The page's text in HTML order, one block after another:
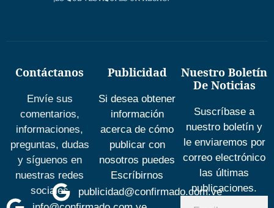
Contáctanos
Envíe sus
comentarios,
informaciones,
preguntas, dudas
y síguenos en
nuestras redes
sociales
Publicidad
Si desea obtener
información
acerca de cómo
publicar con
nosotros puedes
Escríbirnos
publicidad@confirmado.com.ve
Nuestro Boletín
De Noticias
Suscríbase a
nuestro boletín y
le enviaremos por
correo electrónico
las últimas
publicaciones.